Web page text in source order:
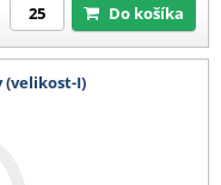
Do košíka
(velikost-I)